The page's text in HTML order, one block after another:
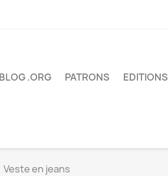
BLOG .ORG PATRONS EDITIONS
Veste en jeans